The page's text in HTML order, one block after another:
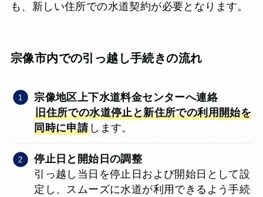
も、新しい住所での水道契約が必要となります。
宗像市内での引っ越し手続きの流れ
宗像地区上下水道料金センターへ連絡
旧住所での水道停止と新住所での利用開始を
同時に申請 します。
停止日と開始日の調整
引っ越し当日を停止日および開始日として設
定し、スムーズに水道が利用できるよう手続